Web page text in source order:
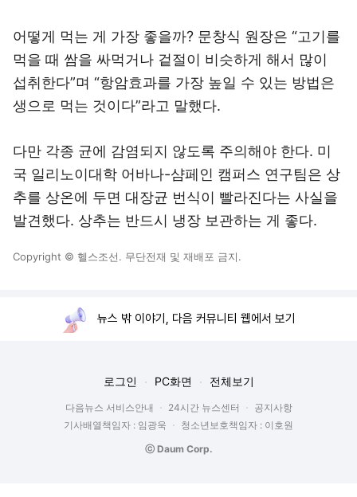
어떻게 먹는 게 가장 좋을까? 문창식 원장은 “고기를
먹을 때 쌈을 싸먹거나 겉절이 비슷하게 해서 많이
섭취한다”며 “항암효과를 가장 높일 수 있는 방법은
생으로 먹는 것이다”라고 말했다.
다만 각종 균에 감염되지 않도록 주의해야 한다. 미
국 일리노이대학 어바나-샴페인 캠퍼스 연구팀은 상
추를 상온에 두면 대장균 번식이 빨라진다는 사실을
발견했다. 상추는 반드시 냉장 보관하는 게 좋다.
Copyright © 헬스조선. 무단전재 및 재배포 금지.
뉴스 밖 이야기, 다음 커뮤니티 웹에서 보기
로그인 PC화면 전체보기
다음뉴스 서비스안내 24시간 뉴스센터
공지사항
기사배열책임자 : 임광욱
청소년보호책임자 : 이호원
ⓒ Daum Corp.